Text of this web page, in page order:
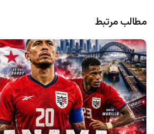
مطالب مرتبط